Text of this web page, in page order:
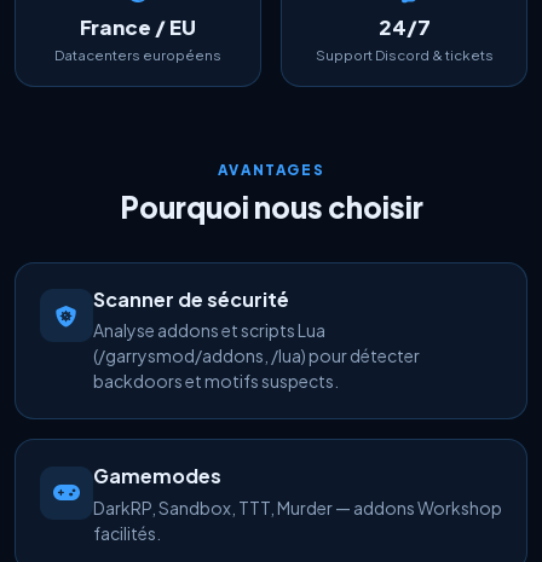
France / EU
Datacenters européens
24/7
Support Discord & tickets
AVANTAGES
Pourquoi nous choisir
Scanner de sécurité
Analyse addons et scripts Lua
(/garrysmod/addons, /lua) pour détecter
backdoors et motifs suspects.
Gamemodes
DarkRP, Sandbox, TTT, Murder — addons Workshop
facilités.